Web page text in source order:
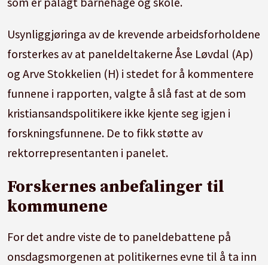
Usynliggjøringa av de krevende arbeidsforholdene
forsterkes av at paneldeltakerne Åse Løvdal (Ap)
og Arve Stokkelien (H) i stedet for å kommentere
funnene i rapporten, valgte å slå fast at de som
kristiansandspolitikere ikke kjente seg igjen i
forskningsfunnene. De to fikk støtte av
rektorrepresentanten i panelet.
Forskernes anbefalinger til
kommunene
For det andre viste de to paneldebattene på
onsdagsmorgenen at politikernes evne til å ta inn